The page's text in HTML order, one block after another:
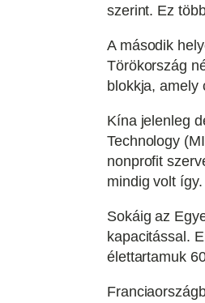
szerint. Ez
A második
Törökország
blokkja, amely
Kína jelenleg
Technology
nonprofit
mindig volt így.
Sokáig az
kapacitással.
élettartamuk